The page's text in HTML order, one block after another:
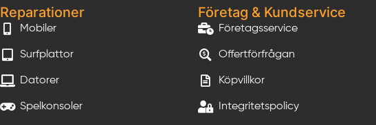
Reparationer
Mobiler
Surfplattor
Datorer
Spelkonsoler
Företag & Kundservice
Företagsservice
Offertförfrågan
Köpvillkor
Integritetspolicy